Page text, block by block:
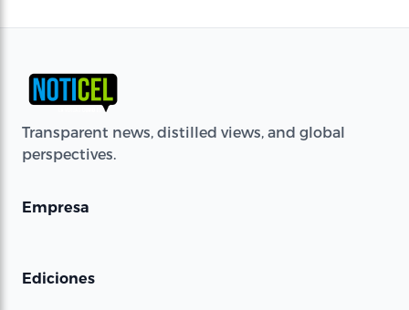
Transparent news, distilled views, and global
perspectives.
Empresa
Ediciones